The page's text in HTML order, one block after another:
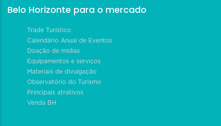
Belo Horizonte para o mercado
Trade Turístico
Calendário Anual de Eventos
Doação de mídias
Equipamentos e serviços
Materiais de divulgação
Observatório do Turismo
Principais atrativos
Venda BH